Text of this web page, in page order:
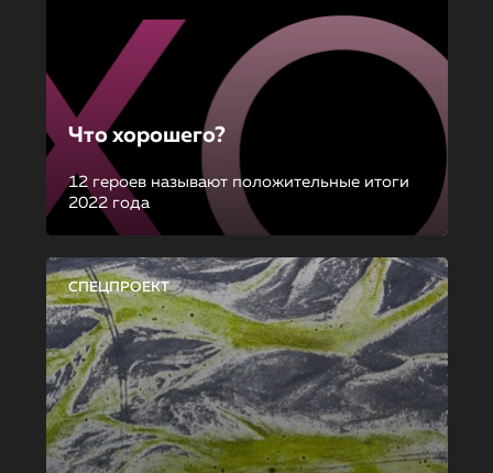
Что хорошего?
12 героев называют положительные итоги
2022 года
СПЕЦПРОЕКТ